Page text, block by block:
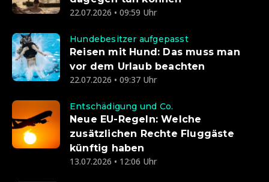
22.07.2026 • 09:59 Uhr
Hundebesitzer aufgepasst
Reisen mit Hund: Das muss man
vor dem Urlaub beachten
22.07.2026 • 09:37 Uhr
Entschädigung und Co.
Neue EU-Regeln: Welche
zusätzlichen Rechte Fluggäste
künftig haben
13.07.2026 • 12:06 Uhr